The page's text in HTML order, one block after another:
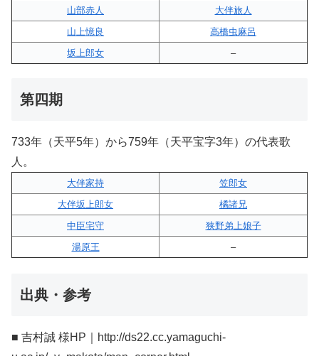
山部赤人
大伴旅人
山上憶良
高橋虫麻呂
坂上郎女
–
第四期
733年（天平5年）から759年（天平宝字3年）の代表歌
人。
大伴家持
笠郎女
大伴坂上郎女
橘諸兄
中臣宅守
狭野弟上娘子
湯原王
–
出典・参考
■ 吉村誠 様HP｜http://ds22.cc.yamaguchi-